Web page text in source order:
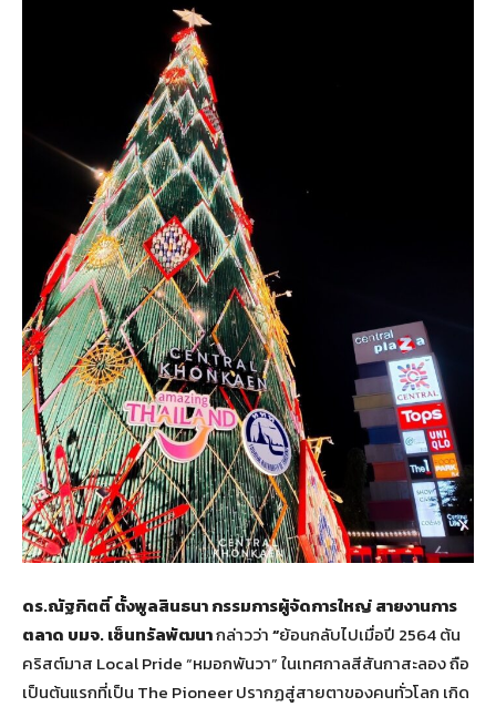
ดร.ณัฐกิตติ์ ตั้งพูลสินธนา กรรมการผู้จัดการใหญ่ สายงานการ
ตลาด บมจ. เซ็นทรัลพัฒนากล่าวว่า“ย้อนกลับไปเมื่อปี 2564 ต้น
คริสต์มาส Local Pride “หมอกพันวา” ในเทศกาลสีสันกาสะลอง ถือ
เป็นต้นแรกที่เป็น The Pioneer ปรากฏสู่สายตาของคนทั่วโลก เกิด